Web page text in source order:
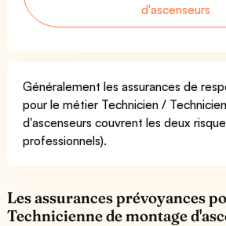
d'ascenseurs
Généralement les assurances de
pour le métier Technicien /
d'ascenseurs couvrent les deux
professionnels).
Les assurances prévoyances
Technicienne de montage